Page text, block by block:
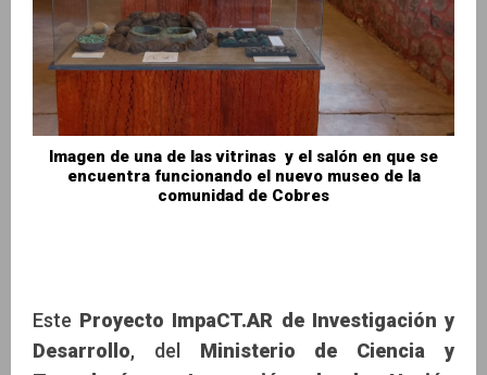
Imagen de una de las vitrinas y el salón en que se
encuentra funcionando el nuevo museo de la
comunidad de Cobres
Este Proyecto ImpaCT.AR de Investigación y
Desarrollo, del Ministerio de Ciencia y